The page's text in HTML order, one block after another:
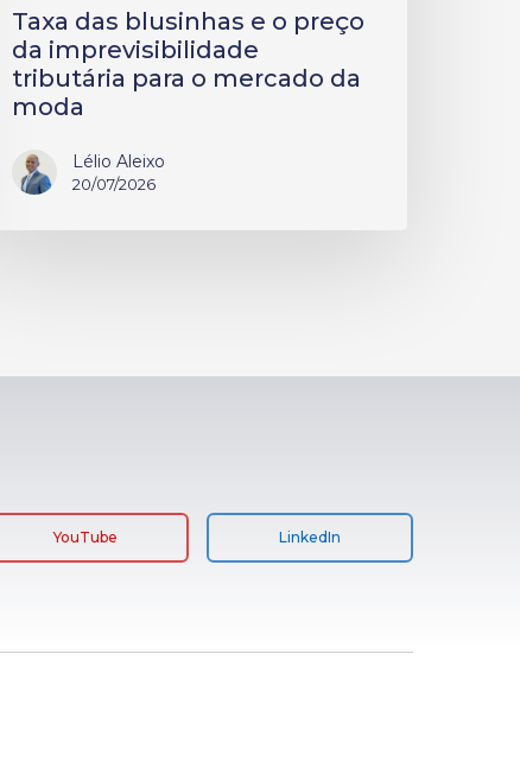
Taxa das blusinhas e o preço
da imprevisibilidade
tributária para o mercado da
moda
Lélio Aleixo
20/07/2026
YouTube LinkedIn